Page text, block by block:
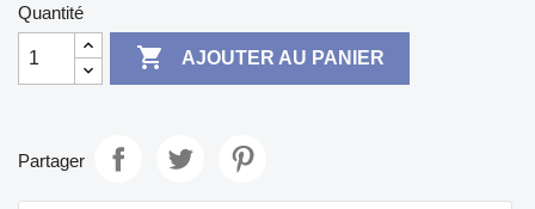
Quantité
 AJOUTER AU PANIER
Partager